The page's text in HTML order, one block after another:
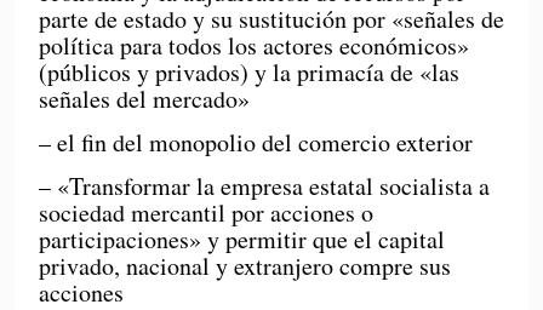
parte de estado y su sustitución por «señales de
política para todos los actores económicos»
(públicos y privados) y la primacía de «las
señales del mercado»
– el fin del monopolio del comercio exterior
– «Transformar la empresa estatal socialista a
sociedad mercantil por acciones o
participaciones» y permitir que el capital
privado, nacional y extranjero compre sus
acciones